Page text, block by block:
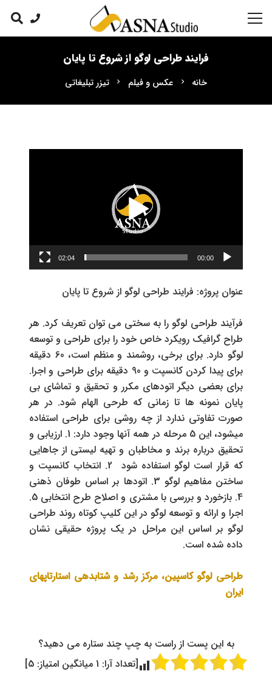
فرایند طراحی لوگو از شروع تا پایان
خانه chevron_right عکس و فیلم chevron_right تیزر تبلیغاتی
00:00
02:04
عنوان پروژه: فرایند طراحی لوگو از شروع تا پایان
فرآیند طراحی لوگو را به سختی می توان تعریف کرد. هر
طراح گرافیک رویکرد خاص خود را برای طراحی و توسعه
لوگو دارد. برای برخی، روشمند و منظم است، 60 دقیقه
برای پیدا کردن کانسپت و 90 دقیقه برای طراحی و اجرا.
برای بعضی دیگر اتودهای مکرر و تحقیق و تماشای بی
پایان نمونه ها تا زمانی که طرحی الهام شود. در هر
صورت تفاوتی ندارد از چه روشی برای طراحی استفاده
میشود، این 5 مرحله در همه آنها وجود دارد: 1. ارزیابی و
تحقیق درباره برند و مخاطبان و تهیه لیستی از جاهایی
که قرار است لوگو استفاده شود 2. انتخاب کانسپت و
ساختن مفاهیم لوگو 3. اتودها بر اساس طوفان ذهنی
4. بازخورد و بررسی با مشتری و اصلاح طرح انتخابی 5.
اجرا و ارائه و توسعه لوگو در این کلیپ کوتاه روند طراحی
لوگو بر اساس این مراحل در یک پروژه حقیقی نشان
داده شده است.
طراحی لوگو کاسپین، مرکز رشد و شتابدهی استارتاپهای
ایران
به این پست از راست به چپ چند ستاره می دهید؟
[تعداد آرا: 1 میانگین امتیاز:5
]